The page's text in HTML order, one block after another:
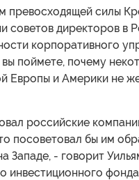
превосходящей силы
советов директоров в
корпоративного
поймете, почему
Европы и Америки не
российские
посоветовал бы им
Западе, - говорит
инвестиционного